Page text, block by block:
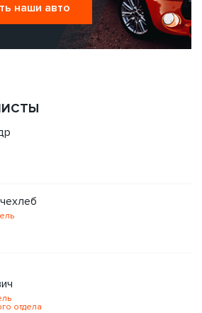
наши авто
отдела